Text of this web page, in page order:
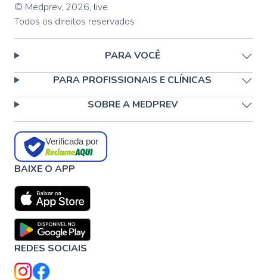
© Medprev, 2026, live
Todos os direitos reservados
PARA VOCÊ
PARA PROFISSIONAIS E CLÍNICAS
SOBRE A MEDPREV
Verificada por
BAIXE O APP
REDES SOCIAIS